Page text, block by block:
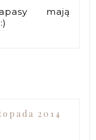
mają
2014